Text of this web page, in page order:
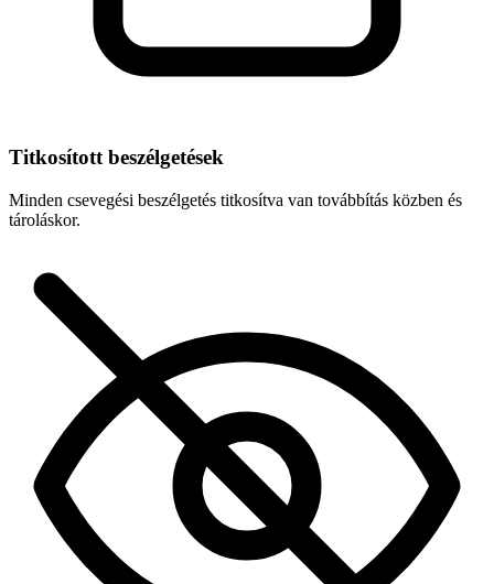
Titkosított beszélgetések
Minden csevegési beszélgetés titkosítva van továbbítás közben és
tároláskor.